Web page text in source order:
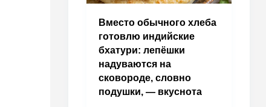
Вместо обычного хлеба
готовлю индийские
бхатури: лепёшки
надуваются на
сковороде, словно
подушки, — вкуснота